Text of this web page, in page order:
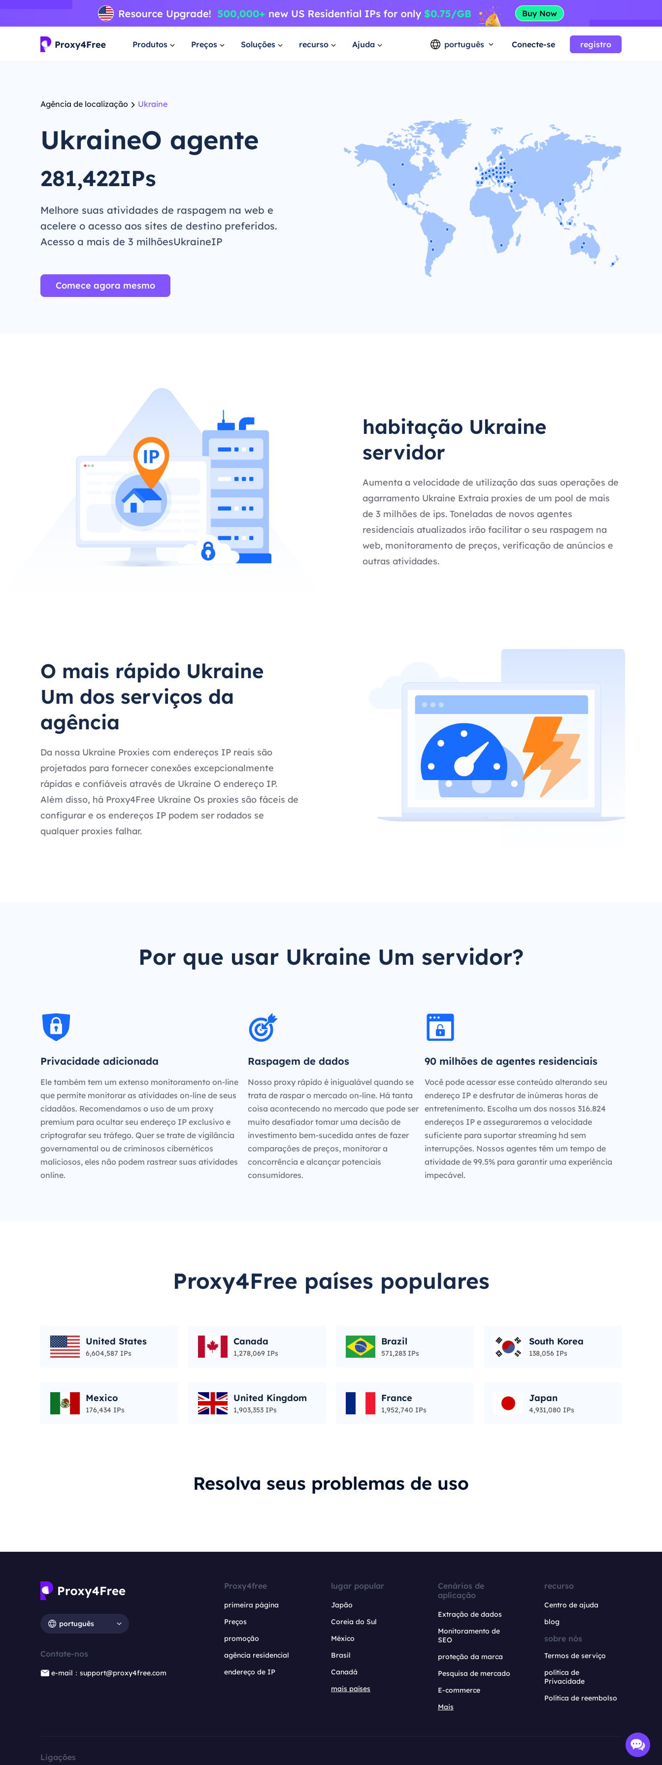
Produtos Preços Soluções recurso Ajuda português Conecte-se registro
Agência de localização Ukraine
UkraineO agente
281,422IPs
Melhore suas atividades de raspagem na web e
acelere o acesso aos sites de destino preferidos.
Acesso a mais de 3 milhõesUkraineIP
Comece agora mesmo
habitação Ukraine
servidor
Aumenta a velocidade de utilização das suas operações de
agarramento Ukraine Extraia proxies de um pool de mais
de 3 milhões de ips. Toneladas de novos agentes
residenciais atualizados irão facilitar o seu raspagem na
web, monitoramento de preços, verificação de anúncios e
outras atividades.
O mais rápido Ukraine
Um dos serviços da
agência
Da nossa Ukraine Proxies com endereços IP reais são
projetados para fornecer conexões excepcionalmente
rápidas e confiáveis através de Ukraine O endereço IP.
Além disso, há Proxy4Free Ukraine Os proxies são fáceis de
configurar e os endereços IP podem ser rodados se
qualquer proxies falhar.
Por que usar Ukraine Um servidor?
Privacidade adicionada
Ele também tem um extenso monitoramento on-line
que permite monitorar as atividades on-line de seus
cidadãos. Recomendamos o uso de um proxy
premium para ocultar seu endereço IP exclusivo e
criptografar seu tráfego. Quer se trate de vigilância
governamental ou de criminosos cibernéticos
maliciosos, eles não podem rastrear suas atividades
online.
Raspagem de dados
Nosso proxy rápido é inigualável quando se
trata de raspar o mercado on-line. Há tanta
coisa acontecendo no mercado que pode ser
muito desafiador tomar uma decisão de
investimento bem-sucedida antes de fazer
comparações de preços, monitorar a
concorrência e alcançar potenciais
consumidores.
90 milhões de agentes residenciais
Você pode acessar esse conteúdo alterando seu
endereço IP e desfrutar de inúmeras horas de
entretenimento. Escolha um dos nossos 316.824
endereços IP e asseguraremos a velocidade
suficiente para suportar streaming hd sem
interrupções. Nossos agentes têm um tempo de
atividade de 99.5% para garantir uma experiência
impecável.
Proxy4Free países populares
United States
6,604,587 IPs
Canada
1,278,069 IPs
Brazil
571,283 IPs
South Korea
138,056 IPs
Mexico
176,434 IPs
United Kingdom
1,903,353 IPs
France
1,952,740 IPs
Japan
4,931,080 IPs
Resolva seus problemas de uso
português
Contate-nos
e-mail：support@proxy4free.com
Proxy4free
primeira página
Preços
promoção
agência residencial
endereço de IP
lugar popular
Japão
Coreia do Sul
México
Brasil
Canadá
mais países
Cenários de
aplicação
Extração de dados
Monitoramento de
SEO
proteção da marca
Pesquisa de mercado
E-commerce
Mais
recurso
Centro de ajuda
blog
sobre nós
Termos de serviço
política de
Privacidade
Política de reembolso
Ligações